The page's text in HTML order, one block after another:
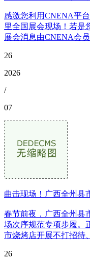
感激您利用CNENA平
里全国展会现场！若是
展会消息由CNENA会
26
2026
/
07
曲击现场！广西全州县
春节前夜，广西全州县
场次序规范专项步履。
市烧烤店开展不打招待
26